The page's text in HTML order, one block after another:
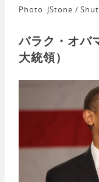
Photo: JStone /
バラク・オバ
大統領）